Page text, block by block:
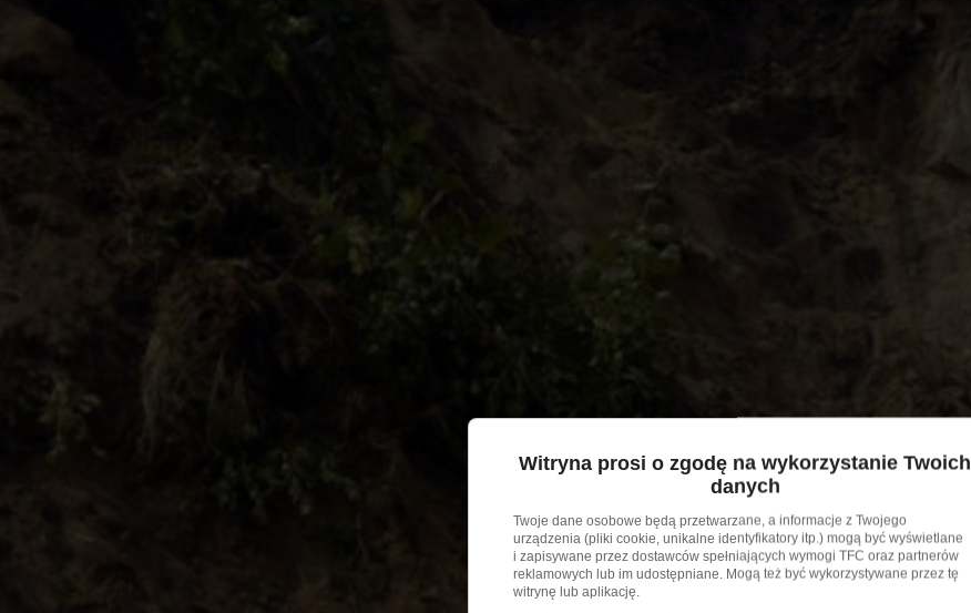
Witryna prosi o zgodę na wykorzystanie Twoich
danych
Twoje dane osobowe będą przetwarzane, a informacje z Twojego
urządzenia (pliki cookie, unikalne identyfikatory itp.) mogą być wyświetlane
i zapisywane przez dostawców spełniających wymogi TFC oraz partnerów
reklamowych lub im udostępniane. Mogą też być wykorzystywane przez tę
witrynę lub aplikację.